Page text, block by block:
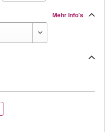
Mehr Info's